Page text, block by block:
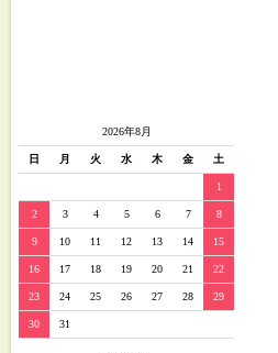
2026年8月
日 月 火 水 木 金 土
1
2 3 4 5 6 7 8
9 10 11 12 13 14 15
16 17 18 19 20 21 22
23 24 25 26 27 28 29
30 31